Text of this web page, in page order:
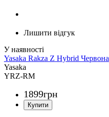
Лишити відгук
Yasaka Rakza Z Hybrid Червона
Yasaka
YRZ-RM
1899грн